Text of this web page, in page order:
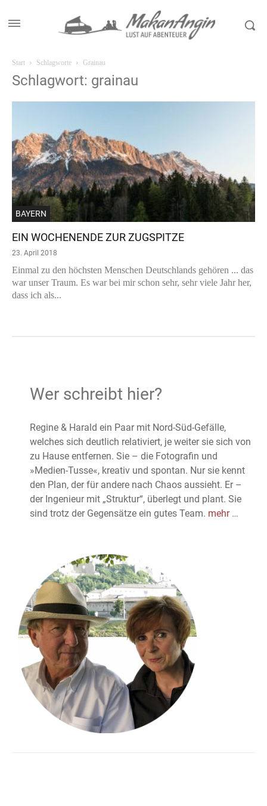
Start Schlagworte Grainau
Schlagwort: grainau
BAYERN
EIN WOCHENENDE ZUR ZUGSPITZE
23. April 2018
Einmal zu den höchsten Menschen Deutschlands gehören ... das
war unser Traum. Es war bei mir schon sehr, sehr viele Jahr her,
dass ich als...
Wer schreibt hier?
Regine & Harald ein Paar mit Nord-Süd-Gefälle,
welches sich deutlich relativiert, je weiter sie sich von
zu Hause entfernen. Sie – die Fotografin und
»Medien-Tusse«, kreativ und spontan. Nur sie kennt
den Plan, der für andere nach Chaos aussieht. Er –
der Ingenieur mit „Struktur“, überlegt und plant. Sie
sind trotz der Gegensätze ein gutes Team. mehr …